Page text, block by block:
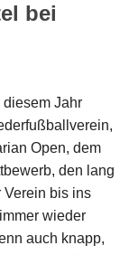
bei
Jahr
Open, dem
den lang
Verein bis ins
wieder
auch knapp,